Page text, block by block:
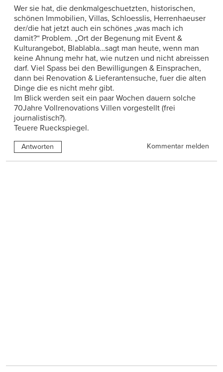
Wer sie hat, die denkmalgeschuetzten, historischen,
schönen Immobilien, Villas, Schloesslis, Herrenhaeuser
der/die hat jetzt auch ein schönes „was mach ich
damit?“ Problem. „Ort der Begenung mit Event &
Kulturangebot, Blablabla…sagt man heute, wenn man
keine Ahnung mehr hat, wie nutzen und nicht abreissen
darf. Viel Spass bei den Bewilligungen & Einsprachen,
dann bei Renovation & Lieferantensuche, fuer die alten
Dinge die es nicht mehr gibt.
Im Blick werden seit ein paar Wochen dauern solche
70Jahre Vollrenovations Villen vorgestellt (frei
journalistisch?).
Teuere Rueckspiegel.
Antworten Kommentar melden